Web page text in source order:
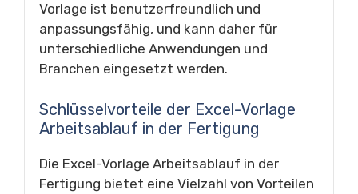
Vorlage ist benutzerfreundlich und
anpassungsfähig, und kann daher für
unterschiedliche Anwendungen und
Branchen eingesetzt werden.
Schlüsselvorteile der Excel-Vorlage
Arbeitsablauf in der Fertigung
Die Excel-Vorlage Arbeitsablauf in der
Fertigung bietet eine Vielzahl von Vorteilen